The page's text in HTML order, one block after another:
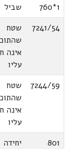
1*760
שביל
7241/54
שטח
אינה
עליו
7244/59
שטח
אינה
עליו
801
יחידה